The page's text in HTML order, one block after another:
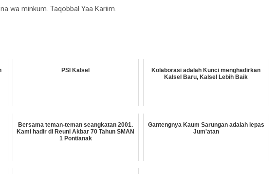
wa minkum. Taqobbal Yaa Kariim.
PSI Kalsel
Kolaborasi adalah Kunci menghadirkan
Kalsel Baru, Kalsel Lebih Baik
Bersama teman-teman seangkatan 2001.
Kami hadir di Reuni Akbar 70 Tahun SMAN
1 Pontianak
Gantengnya Kaum Sarungan adalah lepas
Jum'atan